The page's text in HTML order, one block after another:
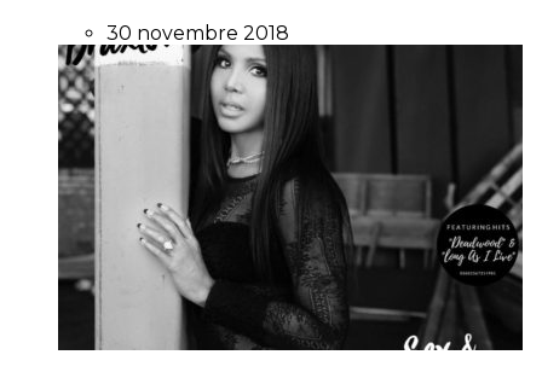
30 novembre 2018